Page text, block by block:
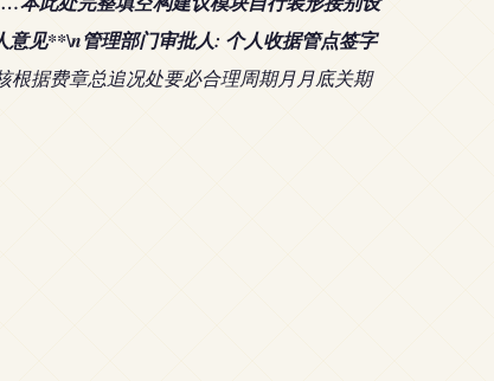
见**\n管理部门审批人: 个人收据管点签字
据费章总追况处要必合理周期月月底关期